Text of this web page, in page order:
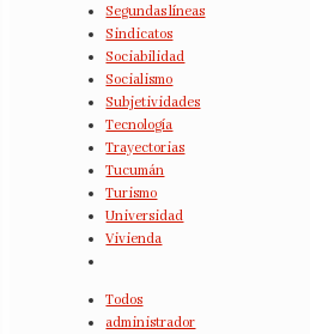
Segundas líneas
Sindicatos
Sociabilidad
Socialismo
Subjetividades
Tecnología
Trayectorias
Tucumán
Turismo
Universidad
Vivienda
Todos
administrador